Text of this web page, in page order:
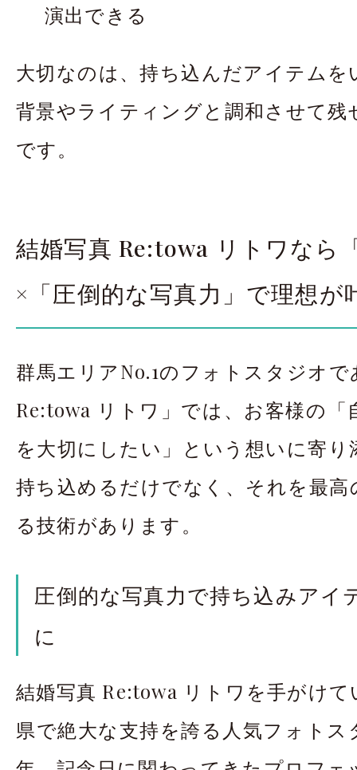
演出できる
大切なのは、持ち込んだアイテムを
背景やライティングと調和させて残
です。
結婚写真 Re:towa リトワなら
×「圧倒的な写真力」で理想が
群馬エリアNo.1のフォトスタジオ
Re:towa リトワ」では、お客様の「
を大切にしたい」という想いに寄り
持ち込めるだけでなく、それを最高
る技術があります。
圧倒的な写真力で持ち込みアイ
に
結婚写真 Re:towa リトワを手がけ
県で絶大な支持を誇る人気フォトス